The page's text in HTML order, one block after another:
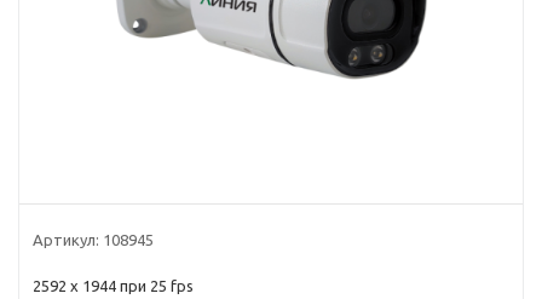
Артикул: 108945
2592 х 1944 при 25 fps